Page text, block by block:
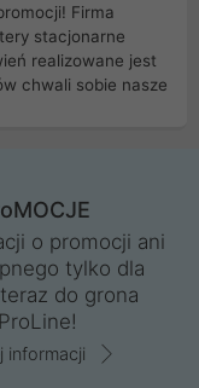
Firma
stacjonarne
realizowane jest
chwali sobie nasze
Kalisz, Bytom,
Działamy
Posiadamy siedzibę
kraju. Cała
jest
o promocji ani
tylko dla
do grona
informacji